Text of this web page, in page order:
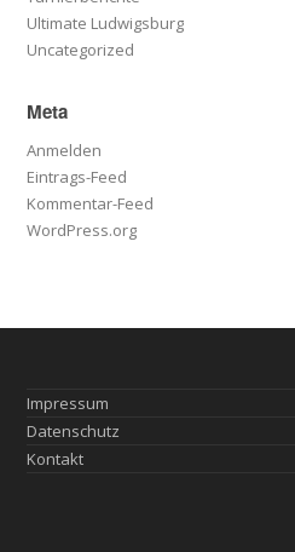
Ultimate Ludwigsburg
Uncategorized
Meta
Anmelden
Eintrags-Feed
Kommentar-Feed
WordPress.org
Impressum
Datenschutz
Kontakt